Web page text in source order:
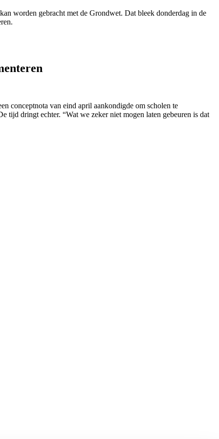
worden gebracht met de Grondwet. Dat bleek donderdag in de
conceptnota van eind april aankondigde om scholen te
tijd dringt echter. “Wat we zeker niet mogen laten gebeuren is dat